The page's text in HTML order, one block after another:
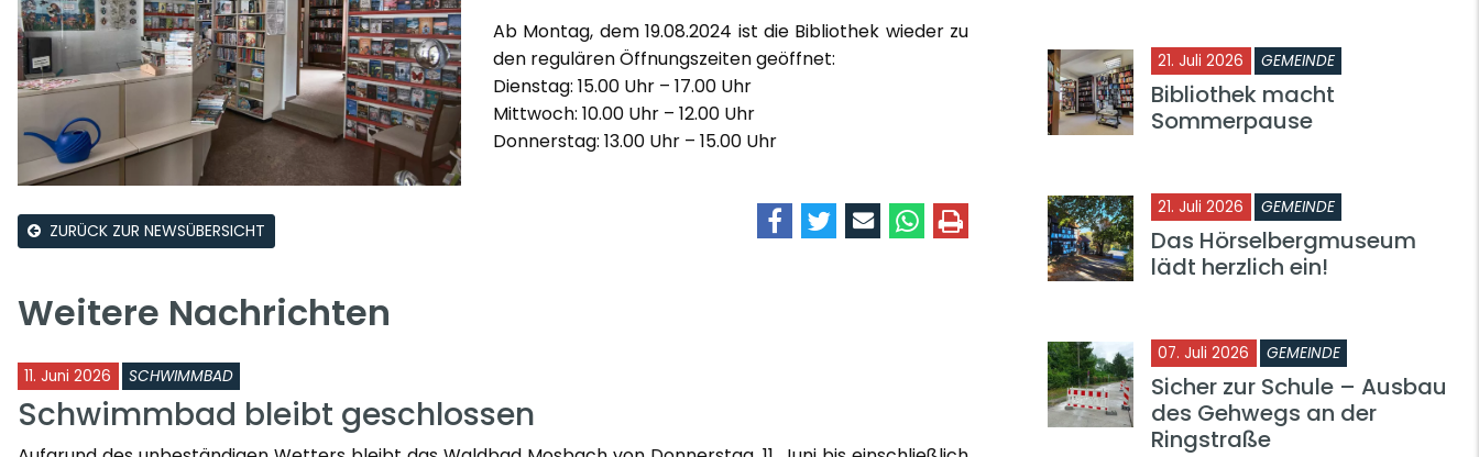
Ab Montag, dem 19.08.2024 ist die Bibliothek wieder zu
den regulären Öffnungszeiten geöffnet:
Dienstag: 15.00 Uhr – 17.00 Uhr
Mittwoch: 10.00 Uhr – 12.00 Uhr
Donnerstag: 13.00 Uhr – 15.00 Uhr
ZURÜCK ZUR NEWSÜBERSICHT
Weitere Nachrichten
11. Juni 2026 SCHWIMMBAD
Schwimmbad bleibt geschlossen
21. Juli 2026 GEMEINDE
Bibliothek macht
Sommerpause
21. Juli 2026 GEMEINDE
Das Hörselbergmuseum
lädt herzlich ein!
07. Juli 2026 GEMEINDE
Sicher zur Schule – Ausbau
des Gehwegs an der
Ringstraße